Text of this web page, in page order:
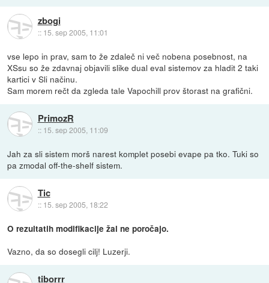
zbogi
:: 15. sep 2005, 11:01
vse lepo in prav, sam to že zdaleč ni več nobena posebnost, na
XSsu so že zdavnaj objavili slike dual eval sistemov za hladit 2 taki
kartici v Sli načinu.
Sam morem rečt da zgleda tale Vapochill prov štorast na grafični.
PrimozR
:: 15. sep 2005, 11:09
Jah za sli sistem morš narest komplet posebi evape pa tko. Tuki so
pa zmodal off-the-shelf sistem.
Tic
:: 15. sep 2005, 18:22
O rezultatih modifikacije žal ne poročajo.
Vazno, da so dosegli cilj! Luzerji.
tiborrr